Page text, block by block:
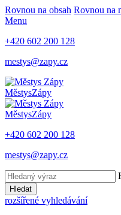
Rovnou na obsah Rovnou na
Menu
+420 602 200 128
mestys@zapy.cz
MěstysZápy
MěstysZápy
+420 602 200 128
mestys@zapy.cz
Hledat
rozšířené vyhledávání